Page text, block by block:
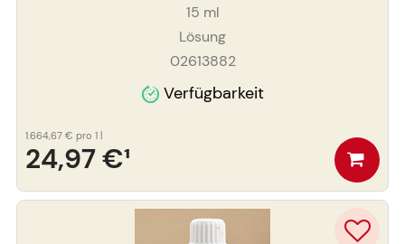
15 ml
Lösung
02613882
Verfügbarkeit
24,97 €¹
1.664,67 € pro 1 l